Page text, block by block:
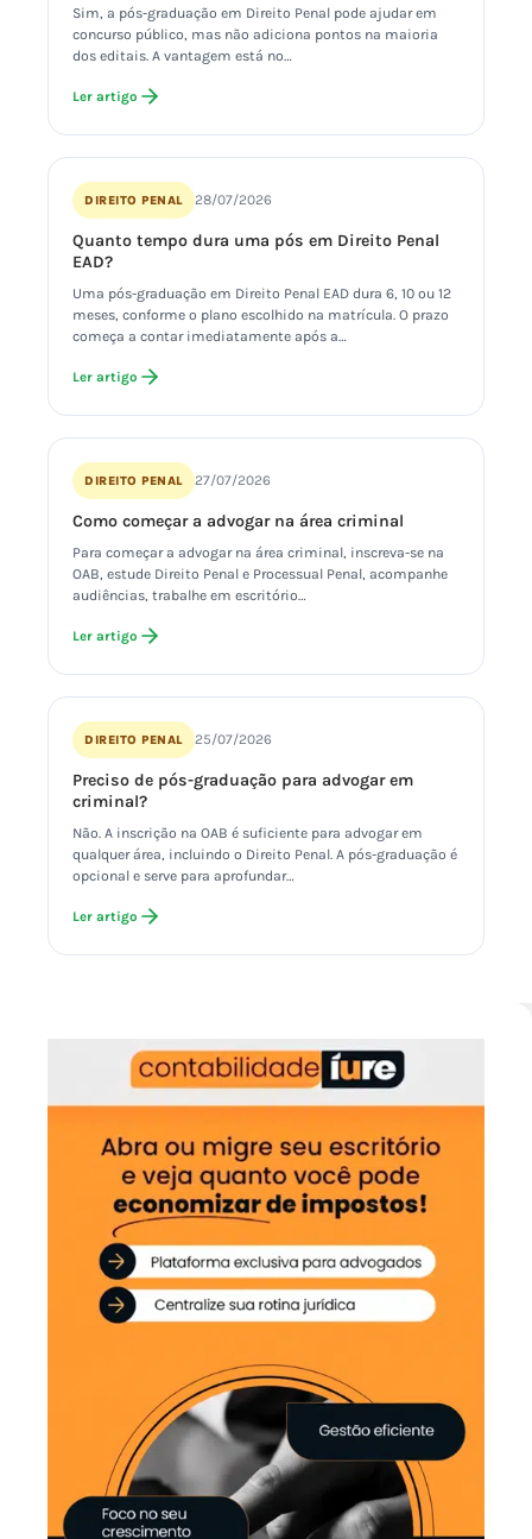
Sim, a pós-graduação em Direito Penal pode ajudar em
concurso público, mas não adiciona pontos na maioria
dos editais. A vantagem está no…
Ler artigo
DIREITO PENAL 28/07/2026
Quanto tempo dura uma pós em Direito Penal
EAD?
Uma pós-graduação em Direito Penal EAD dura 6, 10 ou 12
meses, conforme o plano escolhido na matrícula. O prazo
começa a contar imediatamente após a…
Ler artigo
DIREITO PENAL 27/07/2026
Como começar a advogar na área criminal
Para começar a advogar na área criminal, inscreva-se na
OAB, estude Direito Penal e Processual Penal, acompanhe
audiências, trabalhe em escritório…
Ler artigo
DIREITO PENAL 25/07/2026
Preciso de pós-graduação para advogar em
criminal?
Não. A inscrição na OAB é suficiente para advogar em
qualquer área, incluindo o Direito Penal. A pós-graduação é
opcional e serve para aprofundar…
Ler artigo